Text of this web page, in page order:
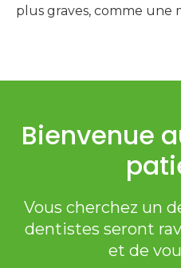
plus graves, comme une
Bienvenue
Vous cherchez un
dentistes seront
et de